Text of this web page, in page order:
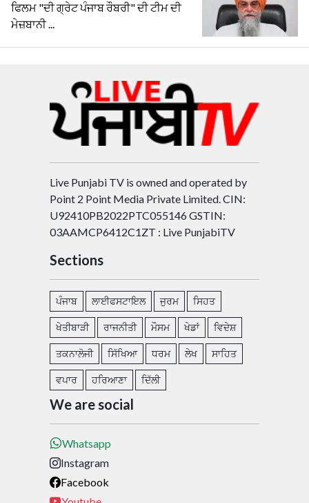
ਫਿਲਮ "ਦੀ ਗ੍ਰੇਟ ਪੰਜਾਬ ਰੌਬਰੀ" ਦੀ ਟੀਮ ਦੀ
ਮੇਜ਼ਬਾਨੀ ...
Live Punjabi TV is owned and operated by
Point 2 Point Media Private Limited. CIN:
U92410PB2022PTC055146 GSTIN:
03AAMCP6412C1ZT : Live PunjabiTV
Sections
ਪੰਜਾਬ ਲਾਈਫਸਟਾਇਲ ਜੁਰਮ ਸਿਹਤ
ਖੇਤੀਬਾੜੀ ਰਾਜਨੀਤੀ ਮੌਸਮ ਖੇਡਾਂ ਵਿਦੇਸ਼
ਤਕਨਾਲੋਜੀ ਸਿੱਖਿਆ ਧਰਮ ਲੇਖ ਸਾਹਿਤ
ਵਪਾਰ ਹਰਿਆਣਾ ਦਿੱਲੀ
We are social
Whatsapp
Instagram
Facebook